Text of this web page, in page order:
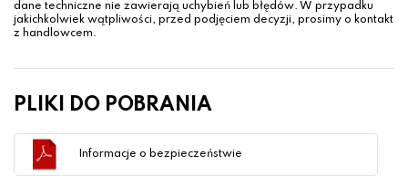
dane techniczne nie zawierają uchybień lub błędów. W przypadku
jakichkolwiek wątpliwości, przed podjęciem decyzji, prosimy o kontakt
z handlowcem.
PLIKI DO POBRANIA
Informacje o bezpieczeństwie